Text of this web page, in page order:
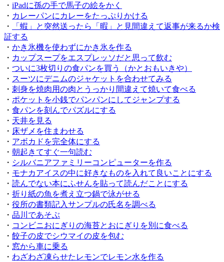
・ iPadに孫の手で馬子の絵をかく
・ カレーパンにカレーをたっぷりかける
・
「蝦」と突然送ったら「暇」と見間違えて返事が来るか検
証する
・ かき氷機を使わずにかき氷を作る
・ カップスープをエスプレッソだと思って飲む
・ ついに3枚切りの食パンを買う（かとおもいきや）
・ スーツにデニムのジャケットを合わせてみる
・ 刺身を焼肉用の肉とうっかり間違えて焼いて食べる
・ ポケットを小銭でパンパンにしてジャンプする
・ 食パンを刻んでパズルにする
・ 天井を見る
・ 床ザメを住まわせる
・ アボカドを完全体にする
・ 朝起きてすぐ一句読む
・ シルバニアファミリーコンピューターを作る
・ モナカアイスの中に好きなものを入れて良いことにする
・ 読んでない本にふせんを貼って読んだことにする
・ 折り紙の魚を煮え立つ鍋で泳がせる
・ 役所の書類記入サンプルの氏名を調べる
・ 品川であそぶ
・ コンビニおにぎりの海苔とおにぎりを別に食べる
・ 餃子の皮でシウマイの皮を包む
・ 窓から車に乗る
・ わざわざ凍らせたレモンでレモン水を作る